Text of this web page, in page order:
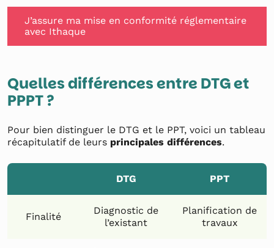
J’assure ma mise en conformité réglementaire
avec Ithaque
Quelles différences entre DTG et
PPPT ?
Pour bien distinguer le DTG et le PPT, voici un tableau
récapitulatif de leurs principales différences.
DTG PPT
Finalité
Diagnostic de
l’existant
Planification de
travaux